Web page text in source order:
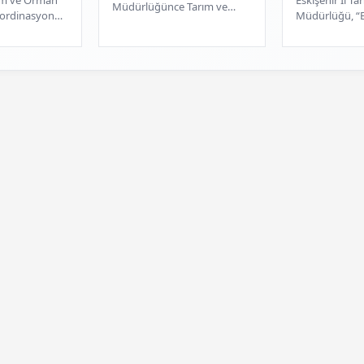
Müdürlüğünce Tarım ve
Müdürlüğü,
Projesi”